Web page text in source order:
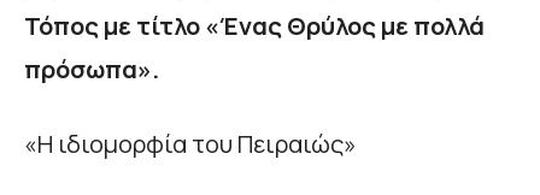
Τόπος με τίτλο «Ένας Θρύλος με πολλά
πρόσωπα».
«Η ιδιοµορφία του Πειραιώς»